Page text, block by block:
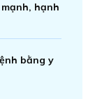
hạnh
bằng y